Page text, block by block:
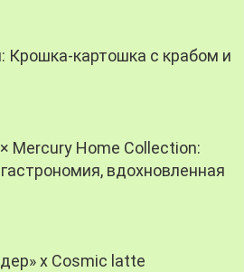
Крошка-картошка с крабом и
Mercury Home Collection:
вдохновленная
х Cosmic latte